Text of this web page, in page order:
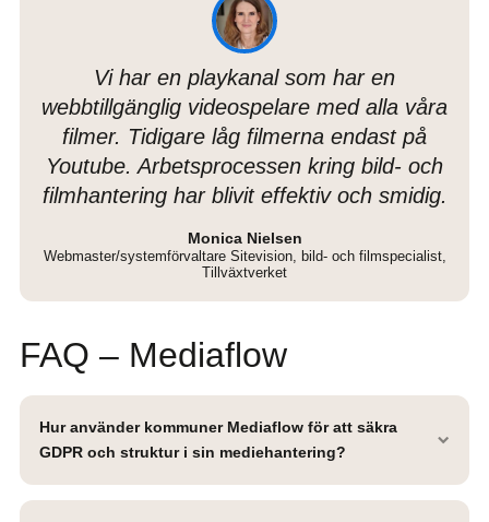
Vi har en playkanal som har en
webbtillgänglig videospelare med alla våra
filmer. Tidigare låg filmerna endast på
Youtube. Arbetsprocessen kring bild- och
filmhantering har blivit effektiv och smidig.
Monica Nielsen
Webmaster/systemförvaltare Sitevision, bild- och filmspecialist,
Tillväxtverket
FAQ – Mediaflow
Hur använder kommuner Mediaflow för att säkra
GDPR och struktur i sin mediehantering?